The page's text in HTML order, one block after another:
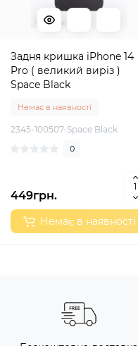
Задня кришка iPhone 14
Pro ( великий виріз )
Space Black
Немає в наявності
2345-100507-Space Black
0
449грн.
Немає в наявності